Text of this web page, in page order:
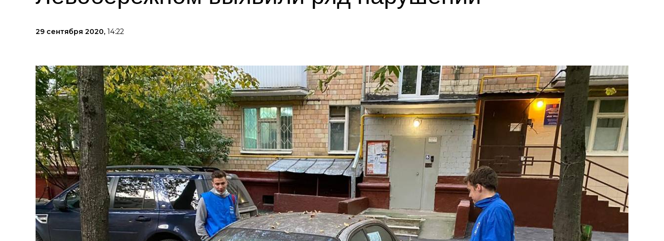
29 сентября 2020, 14:22